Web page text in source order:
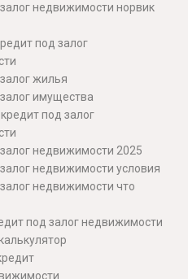
недвижимости норвик
под залог
жилья
имущества
под залог
недвижимости 2025
недвижимости условия
недвижимости что
под залог недвижимости